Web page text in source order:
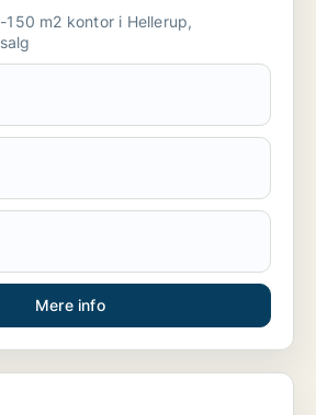
150 m2 kontor i Hellerup,
Mere info
produktionslokaler eller garage